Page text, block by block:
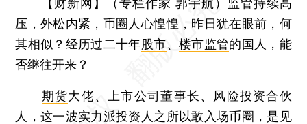
【财新网】（专栏作家 郭宇航）
监管持续高
压，外松内紧， 币圈 人心惶惶，昨日犹在眼前，何
其相似？经历过二十年股市、 楼市监管的国人，能
否继往开来？
期货大佬、上市公司董事长、风险投资合伙
人，这一波实力派投资人之所以敢入场币圈，是见